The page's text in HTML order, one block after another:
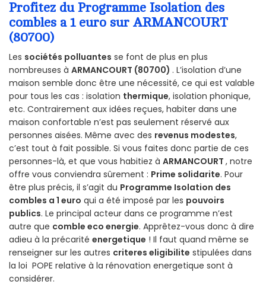
Profitez du Programme Isolation des
combles a 1 euro sur ARMANCOURT
(80700)
Les sociétés polluantes se font de plus en plus
nombreuses à ARMANCOURT (80700) . L’isolation d’une
maison semble donc être une nécessité, ce qui est valable
pour tous les cas : isolation thermique, isolation phonique,
etc. Contrairement aux idées reçues, habiter dans une
maison confortable n’est pas seulement réservé aux
personnes aisées. Même avec des revenus modestes,
c’est tout à fait possible. Si vous faites donc partie de ces
personnes-là, et que vous habitiez à ARMANCOURT , notre
offre vous conviendra sûrement : Prime solidarite. Pour
être plus précis, il s’agit du Programme Isolation des
combles a 1 euro qui a été imposé par les pouvoirs
publics. Le principal acteur dans ce programme n’est
autre que comble eco energie. Apprêtez-vous donc à dire
adieu à la précarité energetique ! Il faut quand même se
renseigner sur les autres criteres eligibilite stipulées dans
la loi POPE relative à la rénovation energetique sont à
considérer.